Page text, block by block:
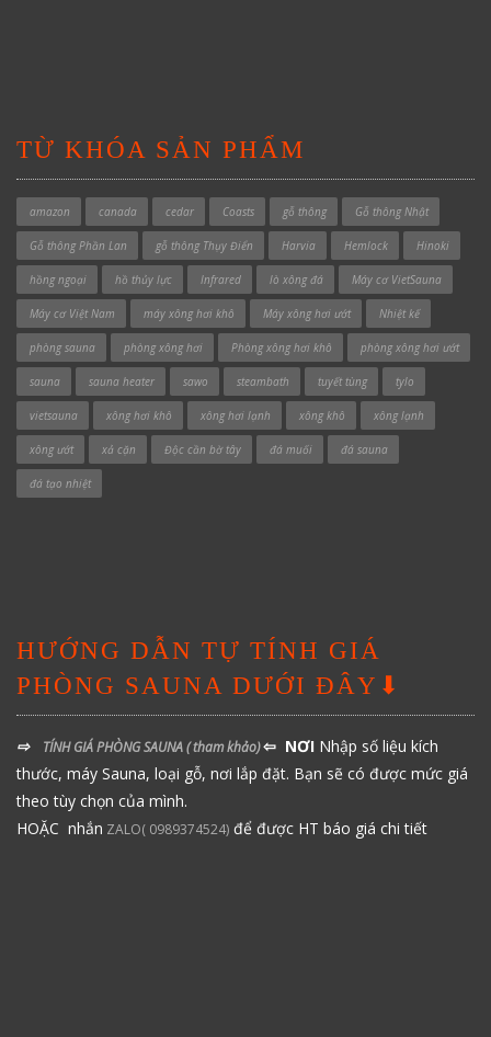
TỪ KHÓA SẢN PHẨM
amazon canada cedar Coasts gỗ thông Gỗ thông Nhật
Gỗ thông Phần Lan gỗ thông Thụy Điển Harvia Hemlock Hinoki
hồng ngoại hồ thủy lực Infrared lò xông đá Máy cơ VietSauna
Máy cơ Việt Nam máy xông hơi khô Máy xông hơi ướt Nhiệt kế
phòng sauna phòng xông hơi Phòng xông hơi khô phòng xông hơi ướt
sauna sauna heater sawo steambath tuyết tùng tylo
vietsauna xông hơi khô xông hơi lạnh xông khô xông lạnh
xông ướt xả cặn Độc cần bờ tây đá muối đá sauna
đá tạo nhiệt
HƯỚNG DẪN TỰ TÍNH GIÁ
PHÒNG SAUNA DƯỚI ĐÂY⬇
⇨ TÍNH GIÁ PHÒNG SAUNA( tham khảo)⇦ NƠI Nhập số liệu kích
thước, máy Sauna, loại gỗ, nơi lắp đặt. Bạn sẽ có được mức giá
theo tùy chọn của mình.
HOẶC nhắn ZALO( 0989374524) để được HT báo giá chi tiết